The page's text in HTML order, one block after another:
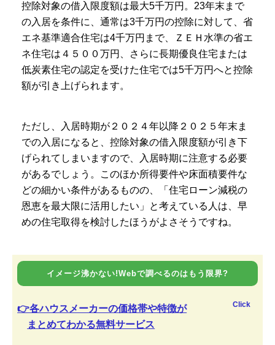
控除対象の借入限度額は最大5千万円。23年末まで
の入居を条件に、通常は3千万円の控除に対して、省
エネ基準適合住宅は4千万円まで、ＺＥＨ水準の省エ
ネ住宅は４５００万円、さらに長期優良住宅または
低炭素住宅の認定を受けた住宅では5千万円へと控除
額が引き上げられます。
ただし、入居時期が２０２４年以降２０２５年末ま
での入居になると、控除対象の借入限度額が引き下
げられてしまいますので、入居時期に注意する必要
があるでしょう。このほか所得要件や床面積要件な
どの細かい条件があるものの、「住宅ローン減税の
恩恵を最大限に活用したい」と考えている人は、早
めの住宅取得を検討したほうがよさそうですね。
イメージ沸かない!Webで調べるのはもう限界?
👉各ハウスメーカーの価格帯や特徴が
まとめてわかる無料サービス
Click